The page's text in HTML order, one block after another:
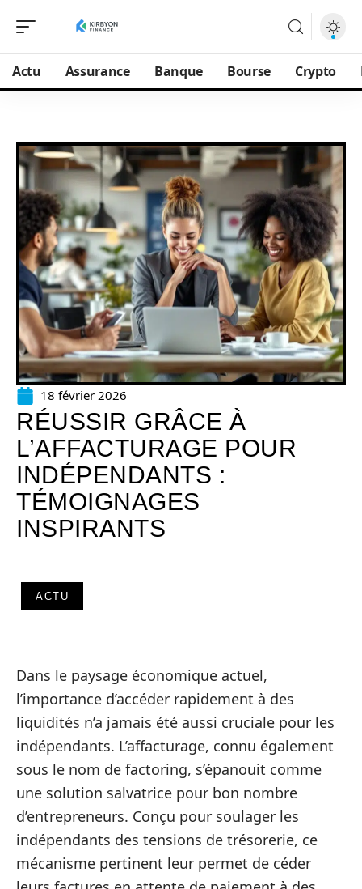
Actu Assurance Banque Bourse Crypto
18 février 2026
RÉUSSIR GRÂCE À
L’AFFACTURAGE POUR
INDÉPENDANTS :
TÉMOIGNAGES
INSPIRANTS
ACTU
Dans le paysage économique actuel,
l’importance d’accéder rapidement à des
liquidités n’a jamais été aussi cruciale pour les
indépendants. L’affacturage, connu également
sous le nom de factoring, s’épanouit comme
une solution salvatrice pour bon nombre
d’entrepreneurs. Conçu pour soulager les
indépendants des tensions de trésorerie, ce
mécanisme pertinent leur permet de céder